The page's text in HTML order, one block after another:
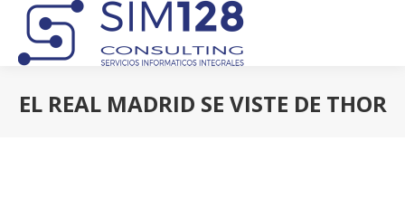
EL REAL MADRID SE VISTE DE THOR